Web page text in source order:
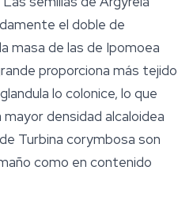
el doble de
masa de las de Ipomoea
proporciona más tejido
lo colonice, lo que
densidad alcaloidea
Turbina corymbosa son
como en contenido